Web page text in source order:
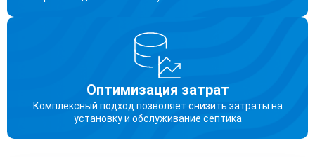
Оптимизация затрат
Комплексный подход позволяет снизить затраты на
установку и обслуживание септика